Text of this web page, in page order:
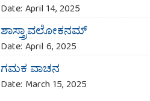
Date: April 14, 2025
ಶಾಸ್ತ್ರಾವಲೋಕನಮ್
Date: April 6, 2025
ಗಮಕ ವಾಚನ
Date: March 15, 2025